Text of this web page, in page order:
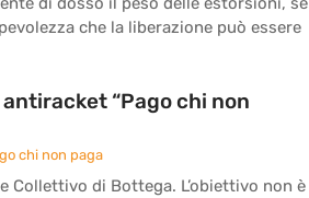
che la liberazione può essere
“Pago chi non
chi non paga
Collettivo di Bottega. L’obiettivo non è